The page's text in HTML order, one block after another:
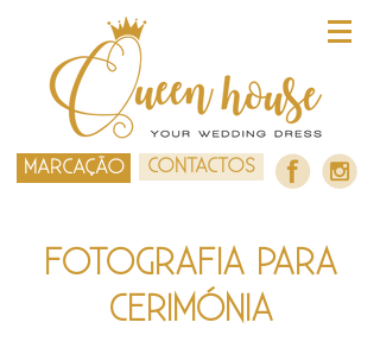
MARCAÇÃO CONTACTOS
FOTOGRAFIA PARA
CERIMÓNIA